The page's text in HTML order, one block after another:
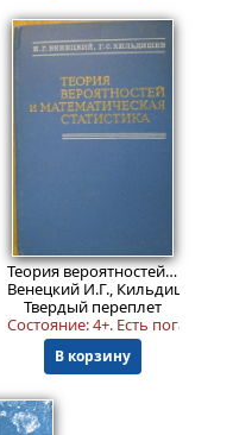
Теория вероятностей и математическая статистика. Учебное пособие для студентов экономических специальностей вузов.
Венецкий И.Г., Кильдишев Г.С.
Твердый переплет
Состояние: 4+. Есть
В корзину